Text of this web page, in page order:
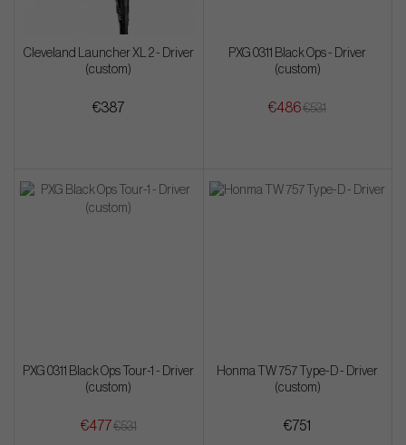
Cleveland Launcher XL 2 - Driver
(custom)
€387
PXG 0311 Black Ops - Driver
(custom)
€486€531
PXG 0311 Black Ops Tour-1 - Driver
(custom)
€477€531
Honma TW 757 Type-D - Driver
(custom)
€751